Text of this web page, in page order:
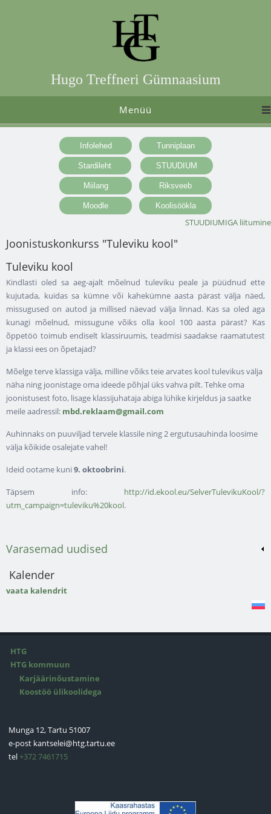
Hugo Treffneri Gümnaasium
Menüü
STUUDIUMIGA liitumine
Joonistuskonkurss "Tuleviku kool"
Tuleviku kool
Kindlasti oled sa aeg-ajalt mõelnud tuleviku peale ja püüdnud ette
kujutada, kuidas sa kümne või kahekümne aasta pärast välja näed,
missugused on autod ja millised näevad välja linnad. Kas sa oled aga
kunagi mõelnud, missugune võiks olla kool 100 aasta pärast? Kas
õppetöö toimub endiselt klassiruumis, teadmisi saadakse raamatutest
ja klassi ees on õpetajad?
Mõelge terve klassiga välja, milline võiks teie arvates kool tulevikus välja
näha ning joonistage oma ideede põhjal üks vahva pilt. Tehke oma
joonistusest foto, lisage klassijuhataja abiga lühike kirjeldus ja saatke
meile aadressil: mbd.reklaam@gmail.com
Auhinnaks on puuviljad tervele klassile ning 2 ergutusauhinda loosime
välja kõikide osalejate vahel!
Ideid ootame kuni9. oktoobrini.
Täpsem info: http://id.ekool.eu/SelverTulevikuKool/?
utm_campaign=tuleviku%20kool.
Varasemad uudised
Kalender
vaata kalendrit
HTG
HTG kommuun
Karjäärinõustamine
Koostöö ülikoolidega
Munga 12, Tartu 51007
e-post kantselei@htg.tartu.ee
tel+372 7461715